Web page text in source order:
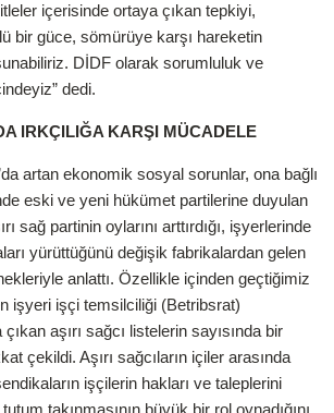
içerisinde ortaya çıkan tepkiyi,
bir güce, sömürüye karşı hareketin
DİDF olarak sorumluluk ve
dedi.
IRKÇILIĞA KARŞI MÜCADELE
artan ekonomik sosyal sorunlar, ona bağlı
eski ve yeni hükümet partilerine duyulan
sağ partinin oylarını arttırdığı, işyerlerinde
yürüttüğünü değişik fabrikalardan gelen
anlattı. Özellikle içinden geçtiğimiz
işyeri işçi temsilciliği (Betribsrat)
aşırı sağcı listelerin sayısında bir
çekildi. Aşırı sağcıların içiler arasında
işçilerin hakları ve taleplerini
takınmasının büyük bir rol oynadığını